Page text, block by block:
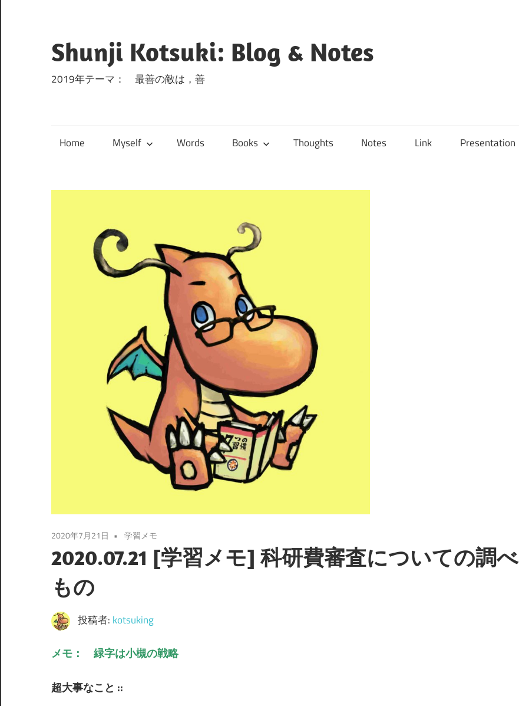
テ
ン
ツ
キ
ッ
Shunji Kotsuki: Blog & Notes
2019年テーマ： 最善の敵は，善
Home Myself Words Books Thoughts Notes Link Presentation
2020年7月21日 学習メモ
2020.07.21 [学習メモ] 科研費審査についての調べ
もの
投稿者: kotsuking
メモ： 緑字は小槻の戦略
超大事なこと ::